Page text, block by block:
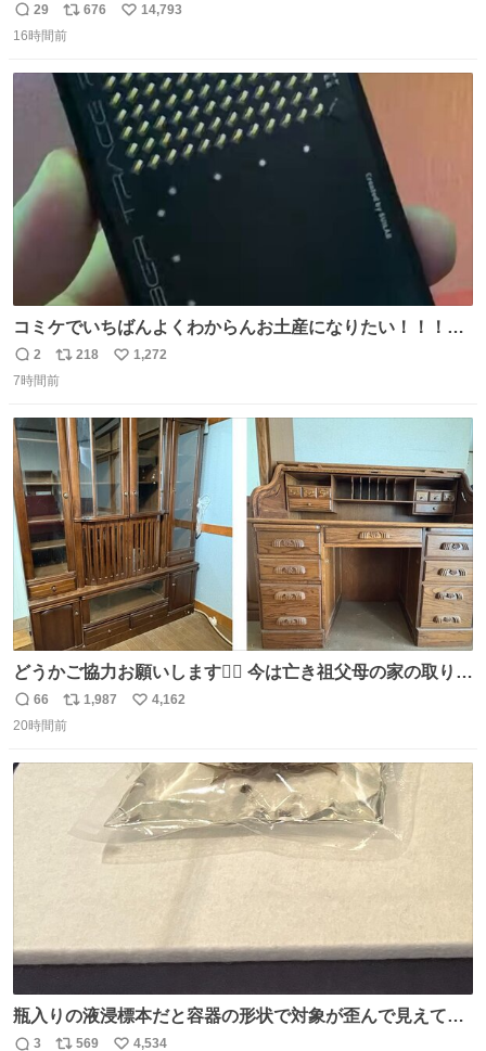
返
信
29
リ
ポ
数
676
い
数
14,793
16時間前
コミケでいちばんよくわからんお土産になりたい！！！！
#C108
返
信
2
リ
ポ
ト
数
218
い
数
1,272
7時間前
どうかご協力お願いします🙇‍♂️ 今は亡き祖父母の家の取り壊
しが決まり、どうしても処分して欲しくない食器棚と机の
引き取り手を探しております この2つは私の祖母が当初一
さで亡くなりましたが、この家具達をとても大切にしてお
りました 続く↓
返
信
66
リ
ポ
1,987
い
数
4,162
20時間前
瓶入りの液浸標本だと容器の形状で対象が歪んで見えてし
まうことから、なるべく歪みがない状態で観察しやすいよ
3 569 4,534